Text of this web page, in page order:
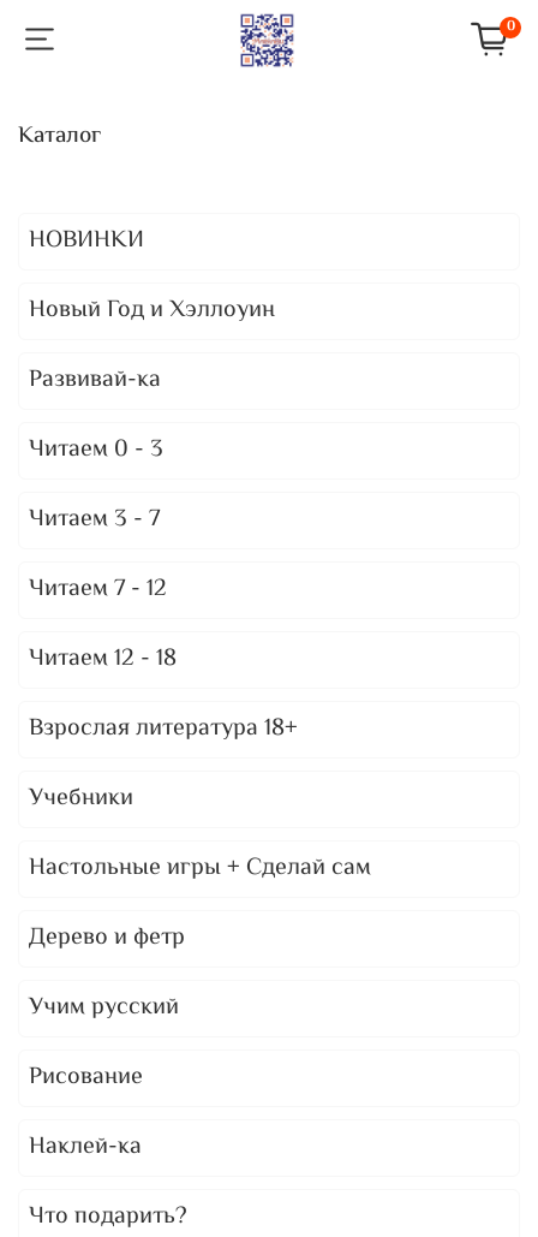
0
Каталог
НОВИНКИ
Новый Год и Хэллоуин
Развивай-ка
Читаем 0 - 3
Читаем 3 - 7
Читаем 7 - 12
Читаем 12 - 18
Взрослая литература 18+
Учебники
Настольные игры + Сделай сам
Дерево и фетр
Учим русский
Рисование
Наклей-ка
Что подарить?